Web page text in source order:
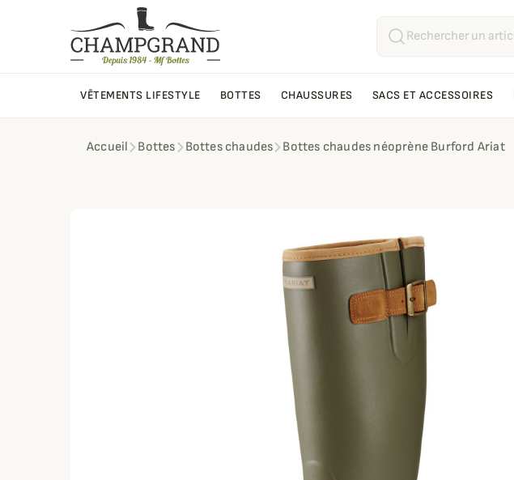
VÊTEMENTS LIFESTYLE BOTTES CHAUSSURES SACS ET ACCESSOIRES
Accueil Bottes Bottes chaudes Bottes chaudes néoprène Burford Ariat